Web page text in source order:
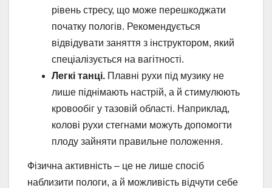
рівень стресу, що може перешкоджати
початку пологів. Рекомендується
відвідувати заняття з інструктором, який
спеціалізується на вагітності.
Легкі танці. Плавні рухи під музику не
лише піднімають настрій, а й стимулюють
кровообіг у тазовій області. Наприклад,
колові рухи стегнами можуть допомогти
плоду зайняти правильне положення.
Фізична активність – це не лише спосіб
наблизити пологи, а й можливість відчути себе